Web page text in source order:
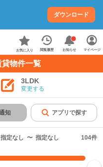
ダウンロード
お気に入り 閲覧履歴 お知らせ マイページ
物件一覧
3LDK
変更する
知 アプリで探す
指定なし 〜 指定なし 104件